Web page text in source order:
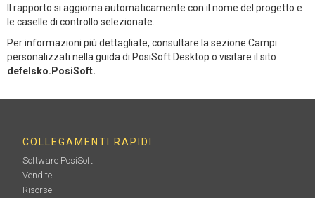
Il rapporto si aggiorna automaticamente con il nome del progetto e
le caselle di controllo selezionate.
Per informazioni più dettagliate, consultare la sezione Campi
personalizzati nella guida di PosiSoft Desktop o visitare il sito
defelsko.PosiSoft.
COLLEGAMENTI RAPIDI
Software PosiSoft
Vendite
Risorse